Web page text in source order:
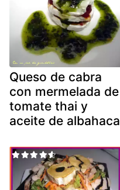
Queso de cabra
con mermelada de
tomate thai y
aceite de albahaca